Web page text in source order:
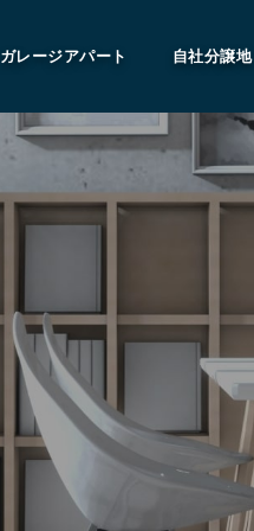
ガレージアパート 自社分譲地